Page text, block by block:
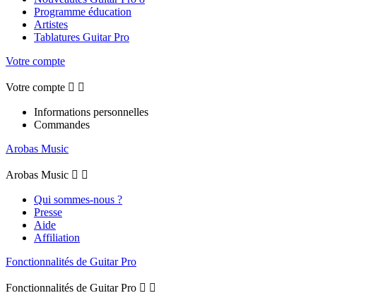
Programme éducation
Artistes
Tablatures Guitar Pro
Votre compte
Votre compte  
Informations personnelles
Commandes
Arobas Music
Arobas Music  
Qui sommes-nous ?
Presse
Aide
Affiliation
Fonctionnalités de Guitar Pro
Fonctionnalités de Guitar Pro  